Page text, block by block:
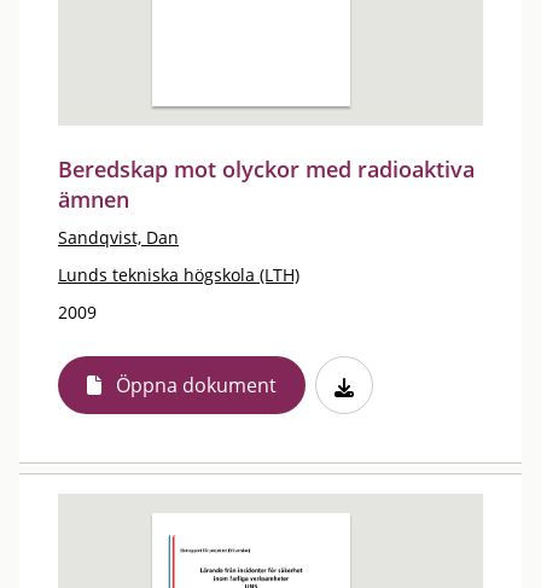
Beredskap mot olyckor med radioaktiva
ämnen
Sandqvist, Dan
Lunds tekniska högskola (LTH)
2009
Öppna dokument